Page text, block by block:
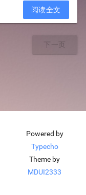
阅读全文
下一页
Powered by
Typecho
Theme by
MDUI2333